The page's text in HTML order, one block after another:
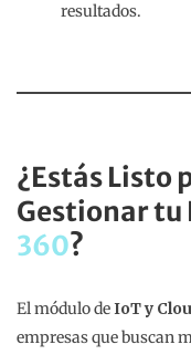
resultados.
¿Estás Listo
Gestionar tu
360?
El módulo deIoT y
empresas que buscan